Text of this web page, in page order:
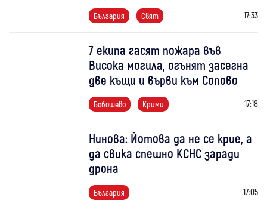
България Свят 17:33
7 екипа гасят пожара във
Висока могила, огънят засегна
две къщи и върви към Сопово
Бобошево Крими 17:18
Нинова: Йотова да не се крие, а
да свика спешно КСНС заради
дрона
България 17:05